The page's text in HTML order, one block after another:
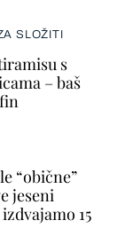
SLOŽITI
s
– baš
“obične”
jeseni
15